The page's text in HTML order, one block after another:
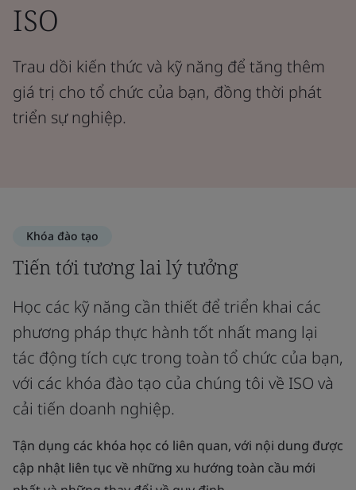
ISO
Trau dồi kiến thức và kỹ năng để tăng thêm
giá trị cho tổ chức của bạn, đồng thời phát
triển sự nghiệp.
Khóa đào tạo
Tiến tới tương lai lý tưởng
Học các kỹ năng cần thiết để triển khai các
phương pháp thực hành tốt nhất mang lại
tác động tích cực trong toàn tổ chức của bạn,
với các khóa đào tạo của chúng tôi về ISO và
cải tiến doanh nghiệp.
Tận dụng các khóa học có liên quan, với nội dung được
cập nhật liên tục về những xu hướng toàn cầu mới